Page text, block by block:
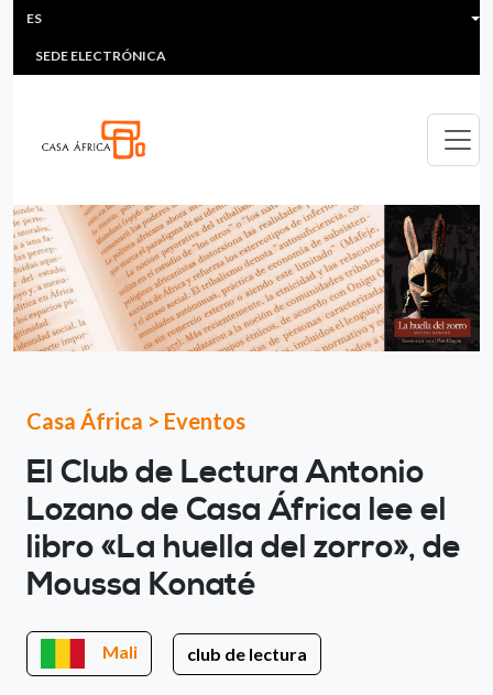
Pasar al contenido principal
HEADER MENU
MULTIMEDIA
SEDE ELECTRÓNICA
ES
Casa África > Eventos
El Club de Lectura Antonio
Lozano de Casa África lee el
libro «La huella del zorro», de
Moussa Konaté
Mali club de lectura